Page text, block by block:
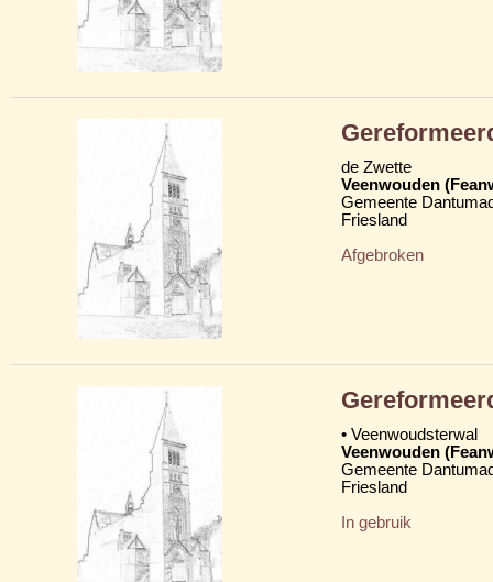
de Zwette
Veenwouden
Gemeente
Friesland
Afgebroken
• Veenwoudsterwal
Veenwouden
Gemeente
Friesland
In gebruik